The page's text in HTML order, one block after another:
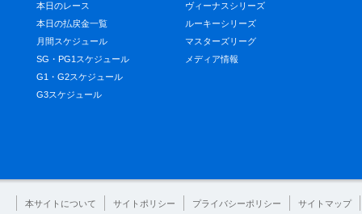
本日のレース
本日の払戻金一覧
月間スケジュール
SG・PG1スケジュール
G1・G2スケジュール
G3スケジュール
ヴィーナスシリーズ
ルーキーシリーズ
マスターズリーグ
メディア情報
本サイトについて サイトポリシー プライバシーポリシー サイトマップ